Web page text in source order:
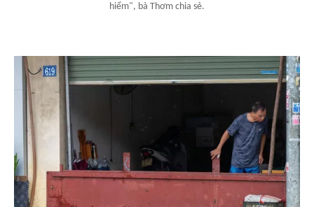
hiểm", bà Thơm chia sẻ.